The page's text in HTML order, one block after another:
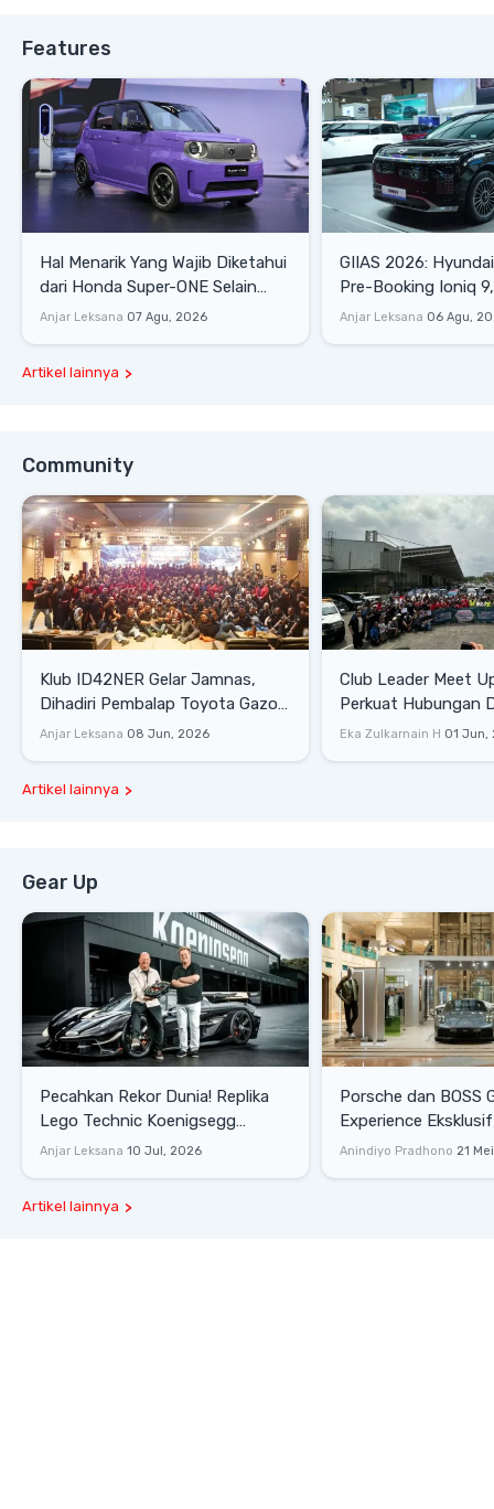
Features
Hal Menarik Yang Wajib Diketahui
dari Honda Super-ONE Selain
Harga
Anjar Leksana 07 Agu, 2026
GIIAS 2026:
Pre-Booking Ioniq
Rp1,49 Miliar
Anjar Leksana 06 Agu,
Artikel lainnya
Community
Klub ID42NER Gelar Jamnas,
Dihadiri Pembalap Toyota Gazoo
Racing
Anjar Leksana 08 Jun, 2026
Club Leader Meet
Perkuat Hubungan
Dengan Komunitas
Eka Zulkarnain H 01 Jun,
Artikel lainnya
Gear Up
Pecahkan Rekor Dunia! Replika
Lego Technic Koenigsegg
Sadair's Spear Ukuran Asli Sukses
Anjar Leksana 10 Jul, 2026
Porsche dan BOSS
Experience
Senayan, Hadirkan
Anindiyo Pradhono 21
Artikel lainnya